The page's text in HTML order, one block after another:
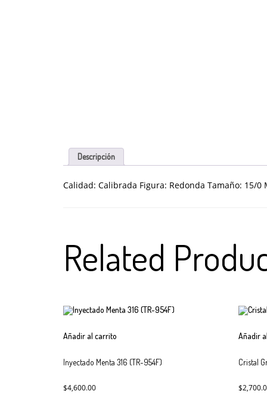
Descripción
Calidad: Calibrada Figura: Redonda Tamaño: 15/0
Related
Añadir al carrito
Inyectado Menta 316 (TR-954F)
$4,600.00
Añadir
Cristal
$